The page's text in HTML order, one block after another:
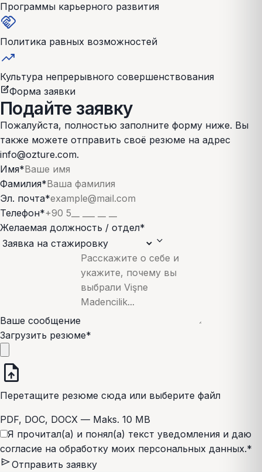
Программы карьерного развития
handshake
Политика равных возможностей
trending_up
Культура непрерывного совершенствования
edit_squareФорма заявки
Подайте заявку
Пожалуйста, полностью заполните форму ниже. Вы
также можете отправить своё резюме на адрес
info@ozture.com.
Имя*
Фамилия*
Эл. почта*
Телефон*
Желаемая должность / отдел*
expand_more
Ваше сообщение
Загрузить резюме*
upload_file
Перетащите резюме сюда или выберите файл
PDF, DOC, DOCX — Maks. 10 MB
Я прочитал(а) и понял(а) текст уведомления и даю
согласие на обработку моих персональных данных.*
sendОтправить заявку